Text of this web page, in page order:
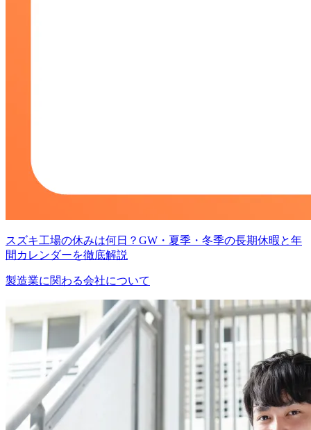
スズキ工場の休みは何日？GW・夏季・冬季の長期休暇と年
間カレンダーを徹底解説
製造業に関わる会社について